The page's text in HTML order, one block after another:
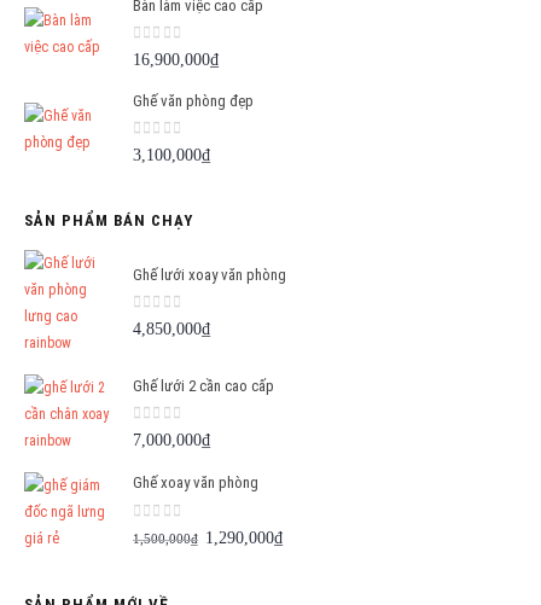
Bàn làm việc cao cấp
0out of 5
16,900,000₫
Ghế văn phòng đẹp
0 out of 5
3,100,000₫
SẢN PHẨM BÁN CHẠY
Ghế lưới xoay văn phòng
0 out of 5
4,850,000₫
Ghế lưới 2 cần cao cấp
0 out of 5
7,000,000₫
Ghế xoay văn phòng
0 out of 5
1,500,000₫ Giá
1,290,000₫Giá